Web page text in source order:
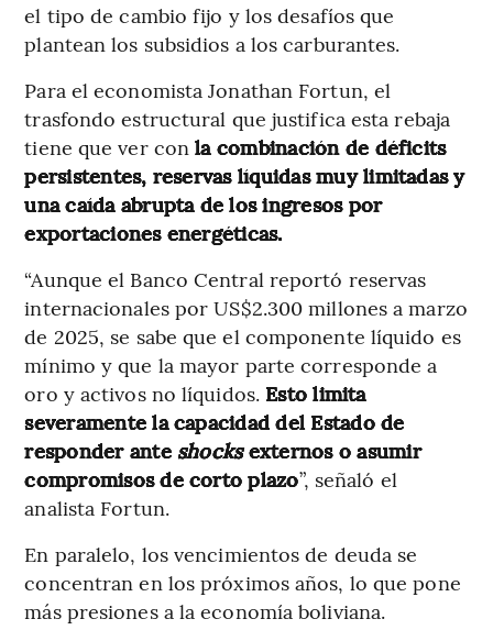
el tipo de cambio fijo y los desafíos que
plantean los subsidios a los carburantes.
Para el economista Jonathan Fortun, el
trasfondo estructural que justifica esta rebaja
tiene que ver conla combinación de déficits
persistentes, reservas líquidas muy limitadas y
una caída abrupta de los ingresos por
exportaciones energéticas.
“Aunque el Banco Central reportó reservas
internacionales por US$2.300 millones a marzo
de 2025, se sabe que el componente líquido es
mínimo y que la mayor parte corresponde a
oro y activos no líquidos. Esto limita
severamente la capacidad del Estado de
responder ante shocksexternos o asumir
compromisos de corto plazo”, señaló el
analista Fortun.
En paralelo, los vencimientos de deuda se
concentran en los próximos años, lo que pone
más presiones a la economía boliviana.